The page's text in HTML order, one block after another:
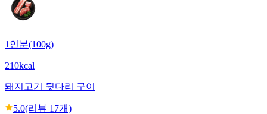
1인분(100g)
210kcal
돼지고기 뒷다리 구이
5.0(리뷰 17개)